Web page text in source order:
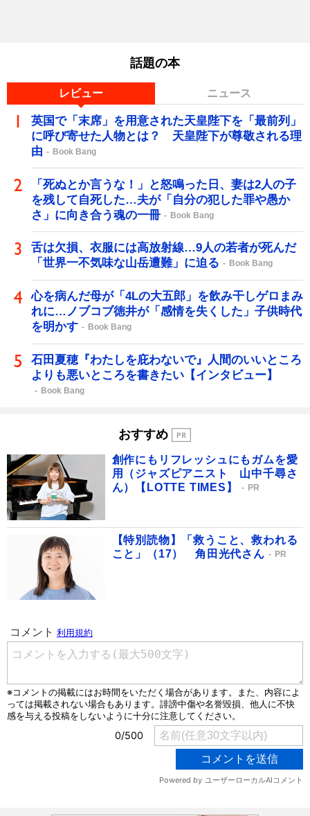
話題の本
レビュー ニュース
英国で「末席」を用意された天皇陛下を「最前列」
に呼び寄せた人物とは？ 天皇陛下が尊敬される理
由
Book Bang
「死ぬとか言うな！」と怒鳴った日、妻は2人の子
を残して自死した…夫が「自分の犯した罪や愚か
さ」に向き合う魂の一冊
Book Bang
舌は欠損、衣服には高放射線…9人の若者が死んだ
「世界一不気味な山岳遭難」に迫る
Book Bang
心を病んだ母が「4Lの大五郎」を飲み干しゲロまみ
れに…ノブコブ徳井が「感情を失くした」子供時代
を明かす
Book Bang
石田夏穂『わたしを庇わないで』人間のいいところ
よりも悪いところを書きたい【インタビュー】
Book Bang
おすすめ
創作にもリフレッシュにもガムを愛
用（ジャズピアニスト 山中千尋さ
ん）【LOTTE TIMES】
PR
【特別読物】「救うこと、救われる
こと」（17） 角田光代さん
PR